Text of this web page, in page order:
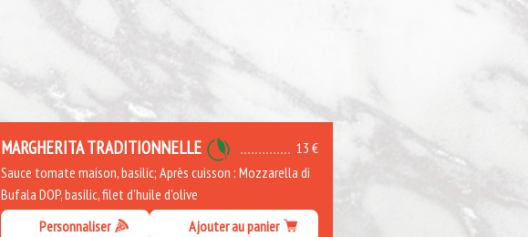
13 €
MARGHERITA TRADITIONNELLE
Sauce tomate maison, basilic; Après cuisson : Mozzarella di
Bufala DOP, basilic, filet d'huile d'olive
Personnaliser
Ajouter au panier